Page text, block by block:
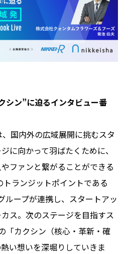
シン”に迫るインタビュー番
、国内外の広域展開に挑むスタ
に向かって羽ばたくために、
ファンと繋がることができる
ランジットポイントである
ループが連携し、スタートアッ
ス。次のステージを目指すス
「カクシン（核心・革新・確
い想いを深堀りしていきま